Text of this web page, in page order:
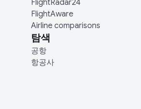
FlightRadar24
FlightAware
Airline comparisons
탐색
공항
항공사